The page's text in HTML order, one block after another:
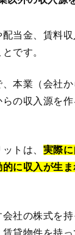
当金、賃料
です。
本業（会社
の収入源を作
トは、 実際
に収入が生
社の株式を
貸物件を持